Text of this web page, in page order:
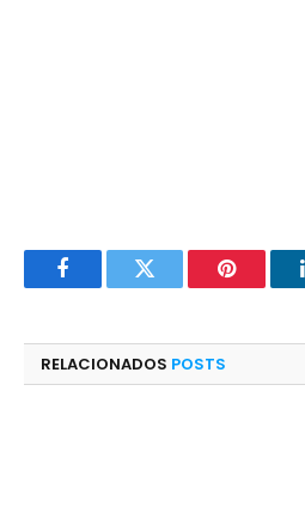
FacebookTwitter Pinterest
RELACIONADOS POSTS